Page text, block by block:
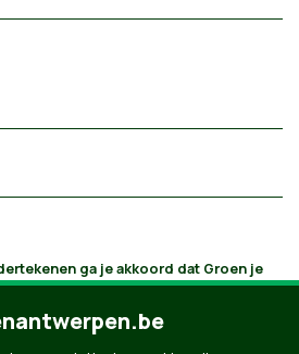
ga je akkoord dat Groen je
volgenshaar privacybeleid. Als je
ontvangen, houden we je op de
Je kan je gegevens opvragen,